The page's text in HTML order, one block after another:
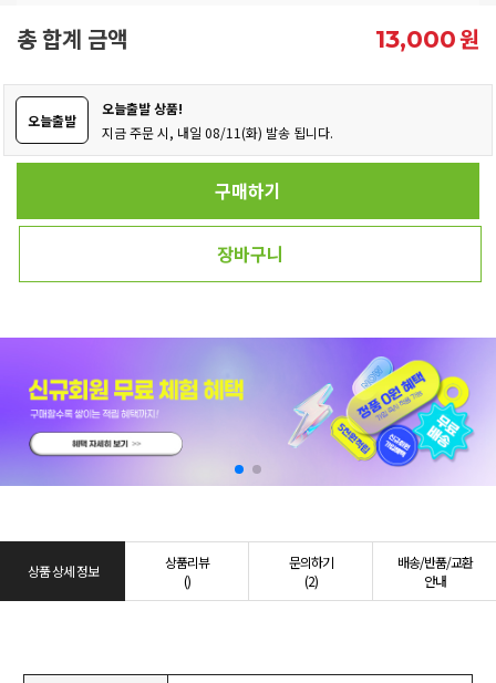
총 합계 금액 13,000원
오늘출발
오늘출발 상품!
지금 주문 시, 내일 08/11(화) 발송 됩니다.
구매하기
장바구니
상품 상세 정보
상품리뷰
()
문의하기
(2)
배송/반품/교환
안내